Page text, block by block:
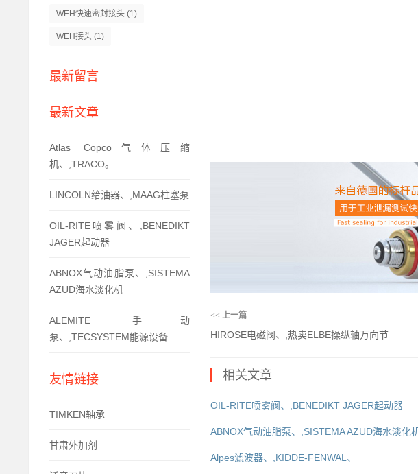
WEH快速密封接头 (1)
WEH接头 (1)
最新留言
最新文章
Atlas Copco气体压缩
机、,TRACO。
LINCOLN给油器、,MAAG柱塞泵
OIL-RITE喷雾阀、,BENEDIKT
JAGER起动器
ABNOX气动油脂泵、,SISTEMA
AZUD海水淡化机
ALEMITE 手动
泵、,TECSYSTEM能源设备
友情链接
TIMKEN轴承
甘肃外加剂
<< 上一篇
HIROSE电磁阀、,热卖ELBE操纵轴万向节
相关文章
OIL-RITE喷雾阀、,BENEDIKT JAGER起动器
ABNOX气动油脂泵、,SISTEMA AZUD海水淡化
Alpes滤波器、,KIDDE-FENWAL、